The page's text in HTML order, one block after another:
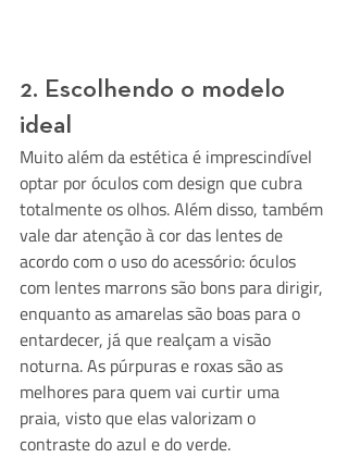
2. Escolhendo o modelo
ideal
Muito além da estética é imprescindível
optar por óculos com design que cubra
totalmente os olhos. Além disso, também
vale dar atenção à cor das lentes de
acordo com o uso do acessório: óculos
com lentes marrons são bons para dirigir,
enquanto as amarelas são boas para o
entardecer, já que realçam a visão
noturna. As púrpuras e roxas são as
melhores para quem vai curtir uma
praia, visto que elas valorizam o
contraste do azul e do verde.